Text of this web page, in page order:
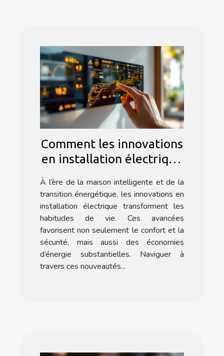
Comment les innovations
en installation électrique
quotidien ?
À l’ère de la maison intelligente et de la
transition énergétique, les innovations en
installation électrique transforment les
habitudes de vie. Ces avancées
favorisent non seulement le confort et la
sécurité, mais aussi des économies
d’énergie substantielles. Naviguer à
travers ces nouveautés...